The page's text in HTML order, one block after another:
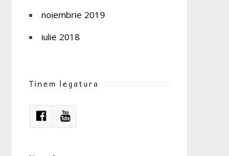
noiembrie 2019
iulie 2018
Tinem legatura